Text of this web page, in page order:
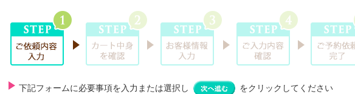
下記フォームに必要事項を入力または選択し
をクリックしてください